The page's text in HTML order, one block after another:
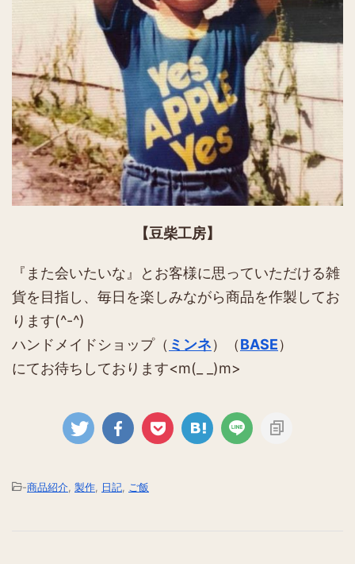
【豆柴工房】
『また会いたいな』とお客様に思っていただける雑
貨を目指し、毎日を楽しみながら商品を作製してお
ります(^-^)
ハンドメイドショップ（ ミンネ）（BASE）
にてお待ちしております<m(_ _)m>
-商品紹介 製作 日記 ご飯